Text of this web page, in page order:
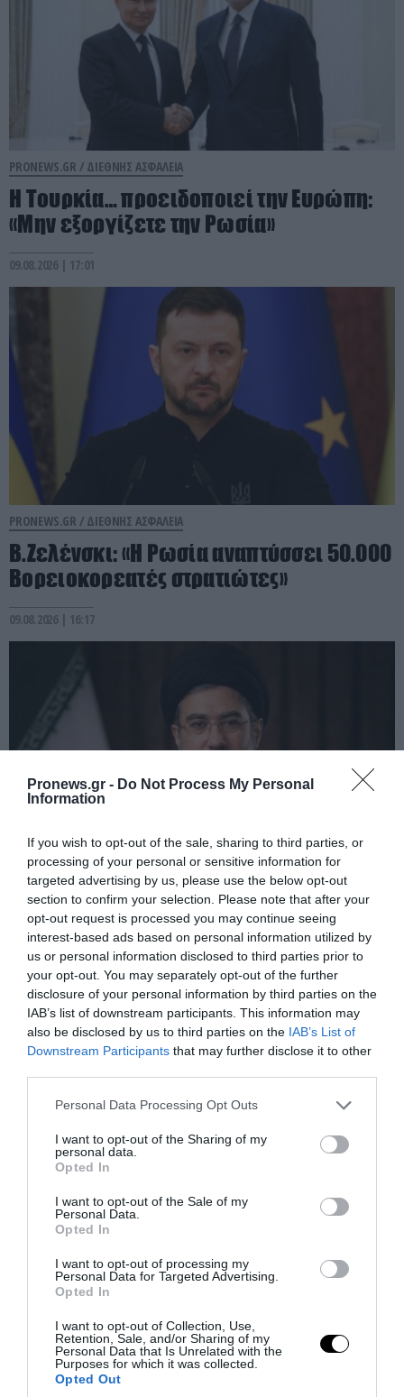
Pronews.gr - Do Not Process My Personal
Information
If you wish to opt-out of the sale, sharing to third parties, or
processing of your personal or sensitive information for
targeted advertising by us, please use the below opt-out
section to confirm your selection. Please note that after your
opt-out request is processed you may continue seeing
interest-based ads based on personal information utilized by
us or personal information disclosed to third parties prior to
your opt-out. You may separately opt-out of the further
disclosure of your personal information by third parties on the
IAB’s list of downstream participants. This information may
also be disclosed by us to third parties on the IAB’s List of
Downstream Participants that may further disclose it to other
Please note that this website/app uses one or more Google
not limited to your visit or usage behaviour. You may click to
grant or deny consent to Google and its third-party tags to
use your data for below specified purposes in below Google
consent section.
Personal Data Processing Opt Outs
I want to opt-out of the Sharing of my
personal data.
Opted In
I want to opt-out of the Sale of my
Personal Data.
Opted In
I want to opt-out of processing my
Personal Data for Targeted Advertising.
Opted In
I want to opt-out of Collection, Use,
Retention, Sale, and/or Sharing of my
Personal Data that Is Unrelated with the
Purposes for which it was collected.
Opted Out
PRONEWS.GR / ΔΙΕΘΝΗΣ ΑΣΦΑΛΕΙΑ
Η Τουρκία… προειδοποιεί την Ευρώπη:
«Μην εξοργίζετε την Ρωσία»
09.08.2026 | 17:01
PRONEWS.GR / ΔΙΕΘΝΗΣ ΑΣΦΑΛΕΙΑ
Β.Ζελένσκι: «Η Ρωσία αναπτύσσει 50.000
Βορειοκορεατές στρατιώτες»
09.08.2026 | 16:17
PRONEWS.GR /ΔΙΕΘΝΗΣ ΑΣΦΑΛΕΙΑ
Το Ιράν δημοσίευσε βίντεο με τον
Μοτζτάμπα Χαμενεΐ
09.08.2026 | 15:27
PRONEWS.GR /ΔΙΕΘΝΗΣ ΑΣΦΑΛΕΙΑ
Η Τουρκία συζητά την ένταξη και της
Αιγύπτου στην στρατιωτική συμφωνία
09.08.2026 | 13:39